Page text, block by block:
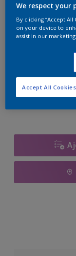
Format
We respect your
By clicking “Accept
on your device to
assist in our
Accept All Cookies